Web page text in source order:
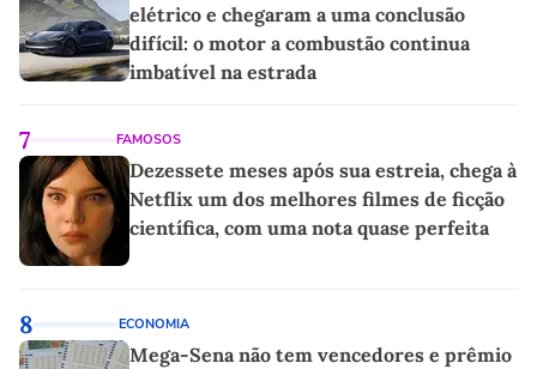
elétrico e chegaram a uma conclusão
difícil: o motor a combustão continua
imbatível na estrada
7 FAMOSOS
Dezessete meses após sua estreia, chega à
Netflix um dos melhores filmes de ficção
científica, com uma nota quase perfeita
8 ECONOMIA
Mega-Sena não tem vencedores e prêmio